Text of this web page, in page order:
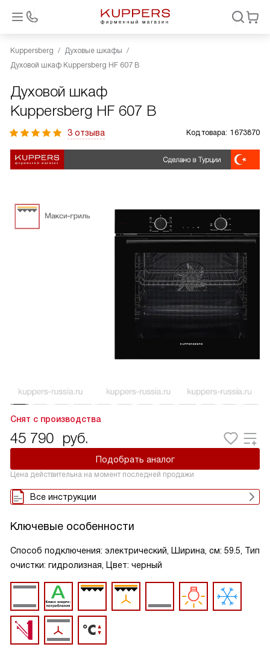
Kuppersberg
Духовые шкафы
Духовой шкаф Kuppersberg HF 607 B
Духовой шкаф
Kuppersberg HF 607 B
3 отзыва Код товара: 1673870
Снят с производства
45 790 руб.
Подобрать аналог
Цена действительна на момент последней продажи
Все инструкции
Ключевые особенности
Способ подключения: электрический, Ширина, см: 59.5, Тип
очистки: гидролизная, Цвет: черный